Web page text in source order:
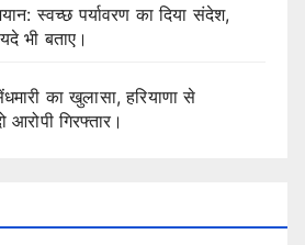
स्वच्छ पर्यावरण का दिया संदेश,
भी बताए।
का खुलासा, हरियाणा से
आरोपी गिरफ्तार।